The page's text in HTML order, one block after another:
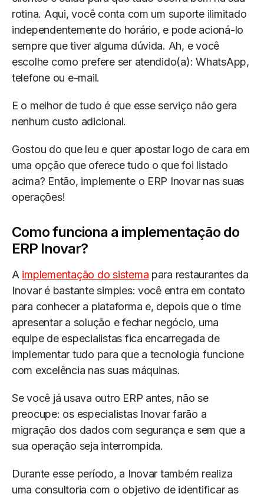
rotina. Aqui, você conta com um suporte ilimitado
independentemente do horário, e pode acioná-lo
sempre que tiver alguma dúvida. Ah, e você
escolhe como prefere ser atendido(a): WhatsApp,
telefone ou e-mail.
E o melhor de tudo é que esse serviço não gera
nenhum custo adicional.
Gostou do que leu e quer apostar logo de cara em
uma opção que oferece tudo o que foi listado
acima? Então, implemente o ERP Inovar nas suas
operações!
Como funciona a implementação do
ERP Inovar?
A implementação do sistema para restaurantes da
Inovar é bastante simples: você entra em contato
para conhecer a plataforma e, depois que o time
apresentar a solução e fechar negócio, uma
equipe de especialistas fica encarregada de
implementar tudo para que a tecnologia funcione
com excelência nas suas máquinas.
Se você já usava outro ERP antes, não se
preocupe: os especialistas Inovar farão a
migração dos dados com segurança e sem que a
sua operação seja interrompida.
Durante esse período, a Inovar também realiza
uma consultoria com o objetivo de identificar as